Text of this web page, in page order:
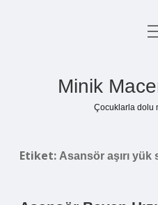
Minik
Çocuklarla dolu
Etiket: Asansör aşırı yük